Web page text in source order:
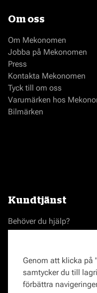
Om oss
Om Mekonomen
Jobba på Mekonomen
Press
Kontakta Mekonomen
Tyck till om oss
Varumärken hos
Bilmärken
Kundtjänst
Behöver du hjälp?
Reklamationer och
Frågor om verkstäder?
Genom att klicka på
samtycker du till
förbättra